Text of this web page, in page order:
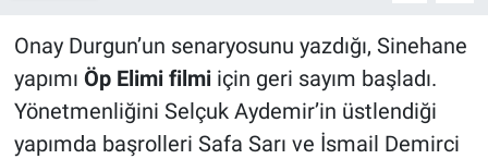
Onay Durgun’un senaryosunu yazdığı, Sinehane
yapımı Öp Elimi filmiiçin geri sayım başladı.
Yönetmenliğini Selçuk Aydemir’in üstlendiği
yapımda başrolleri Safa Sarı ve İsmail Demirci